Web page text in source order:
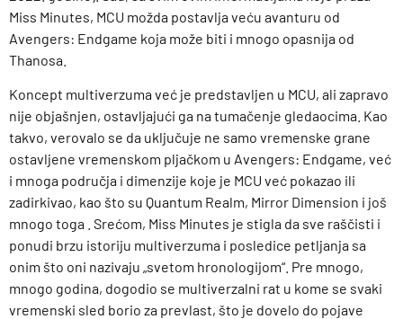
Miss Minutes, MCU možda postavlja veću avanturu od
Avengers: Endgame koja može biti i mnogo opasnija od
Thanosa.
Koncept multiverzuma već je predstavljen u MCU, ali zapravo
nije objašnjen, ostavljajući ga na tumačenje gledaocima. Kao
takvo, verovalo se da uključuje ne samo vremenske grane
ostavljene vremenskom pljačkom u Avengers: Endgame, već
i mnoga područja i dimenzije koje je MCU već pokazao ili
zadirkivao, kao što su Quantum Realm, Mirror Dimension i još
mnogo toga . Srećom, Miss Minutes je stigla da sve raščisti i
ponudi brzu istoriju multiverzuma i posledice petljanja sa
onim što oni nazivaju „svetom hronologijom“. Pre mnogo,
mnogo godina, dogodio se multiverzalni rat u kome se svaki
vremenski sled borio za prevlast, što je dovelo do pojave